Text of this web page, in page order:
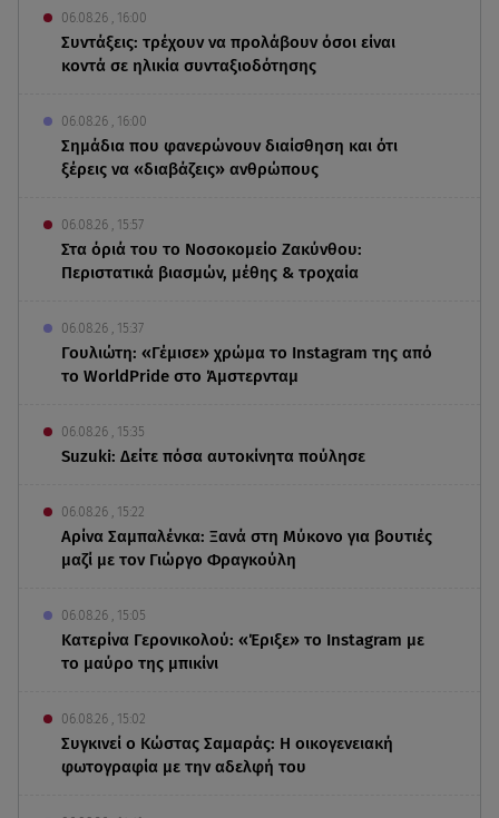
06.08.26 , 16:00
Συντάξεις: τρέχουν να προλάβουν όσοι είναι
κοντά σε ηλικία συνταξιοδότησης
06.08.26 , 16:00
Σημάδια που φανερώνουν διαίσθηση και ότι
ξέρεις να «διαβάζεις» ανθρώπους
06.08.26 , 15:57
Στα όριά του το Νοσοκομείο Ζακύνθου:
Περιστατικά βιασμών, μέθης & τροχαία
06.08.26 , 15:37
Γουλιώτη: «Γέμισε» χρώμα το Instagram της από
το WorldPride στο Άμστερνταμ
06.08.26 , 15:35
Suzuki: Δείτε πόσα αυτοκίνητα πούλησε
06.08.26 , 15:22
Αρίνα Σαμπαλένκα: Ξανά στη Μύκονο για βουτιές
μαζί με τον Γιώργο Φραγκούλη
06.08.26 , 15:05
Κατερίνα Γερονικολού: «Έριξε» το Instagram με
το μαύρο της μπικίνι
06.08.26 , 15:02
Συγκινεί ο Κώστας Σαμαράς: Η οικογενειακή
φωτογραφία με την αδελφή του